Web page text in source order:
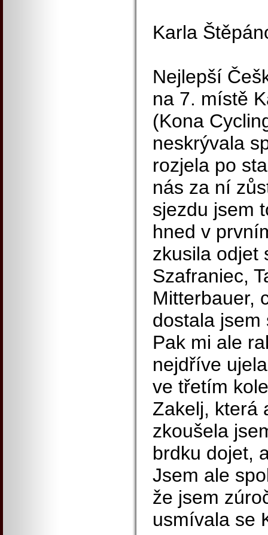
Karla
Nejlepší
na 7. místě
(Kona
neskrývala
rozjela po
nás za ní
sjezdu jsem
hned v
zkusila odjet
Szafraniec,
Mitterbauer,
dostala
Pak mi ale
nejdříve
ve třetím
Zakelj, která
zkoušela
brdku dojet,
Jsem ale
že jsem
usmívala se